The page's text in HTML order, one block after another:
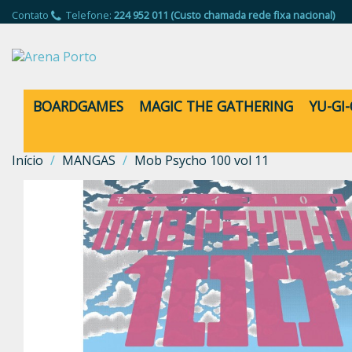
Contato Telefone: 224 952 011 (Custo chamada rede fixa nacional)
BOARDGAMES MAGIC THE GATHERING YU-
Início MANGAS Mob Psycho 100 vol 11